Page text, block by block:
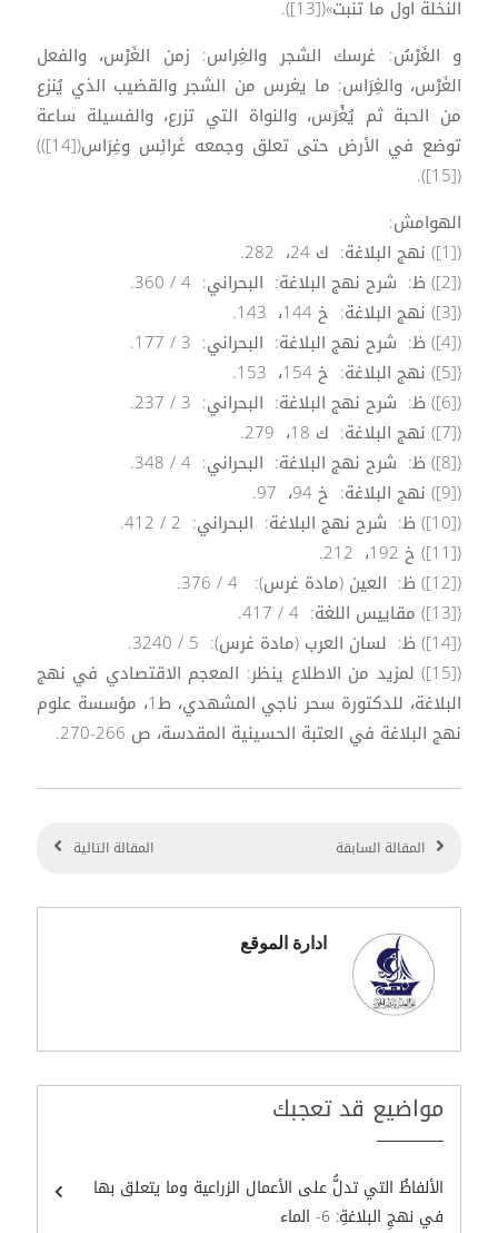
النخلة اول ما تنبت»([13]).
و الغَرْسُ: غرسك الشجر والغِراس: زمن الغَرْس، والفعل
الغَرْس، والغِرَاس: ما يغرس من الشجر والقضيب الذي يُنزع
من الحبة ثم يُغْرَس، والنواة التي تزرع، والفسيلة ساعة
توضع في الأرض حتى تعلق وجمعه غَرائِس وغِرَاس([14]))
([15]).
الهوامش:
([1]) نهج البلاغة: ك 24، 282.
([2]) ظ: شرح نهج البلاغة: البحراني: 4 / 360.
([3]) نهج البلاغة: خ 144، 143.
([4]) ظ: شرح نهج البلاغة: البحراني: 3 / 177.
([5]) نهج البلاغة: خ 154، 153.
([6]) ظ: شرح نهج البلاغة: البحراني: 3 / 237.
([7]) نهج البلاغة: ك 18، 279.
([8]) ظ: شرح نهج البلاغة: البحراني: 4 / 348.
([9]) نهج البلاغة: خ 94، 97.
([10]) ظ: شرح نهج البلاغة: البحراني: 2 / 412.
([11]) خ 192، 212.
([12]) ظ: العين (مادة غرس): 4 / 376.
([13]) مقاييس اللغة: 4 / 417.
([14]) ظ: لسان العرب (مادة غرس): 5 / 3240.
([15]) لمزيد من الاطلاع ينظر: المعجم الاقتصادي في نهج
البلاغة، للدكتورة سحر ناجي المشهدي، ط1، مؤسسة علوم
نهج البلاغة في العتبة الحسينية المقدسة، ص 266-270.
المقالة السابقة المقالة التالية
ادارة الموقع
مواضيع قد تعجبك
الألفاظُ التي تدلُّ على الأعمال الزراعية وما يتعلق بها
في نهجِ البلاغةِ: 6- الماء